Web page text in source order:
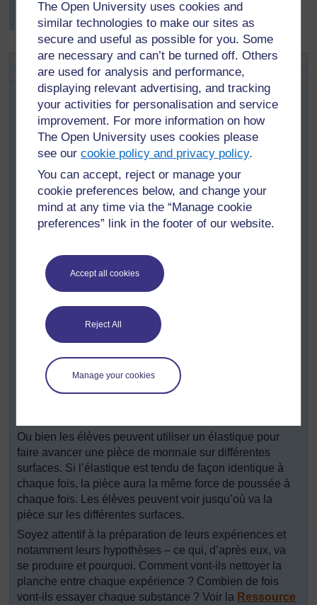
The Open University uses cookies and
similar technologies to make our sites as
secure and useful as possible for you. Some
are necessary and can’t be turned off. Others
are used for analysis and performance,
displaying relevant advertising, and tracking
your activities for personalisation and service
improvement. For more information on how
The Open University uses cookies please
see ourcookie policy and privacy policy.
You can accept, reject or manage your
cookie preferences below, and change your
mind at any time via the “Manage cookie
preferences” link in the footer of our website.
Accept all cookies
Reject All
Manage your cookies
force qui montrent comment mesurer efficacement les
forces.
Activité clé : Réduire le frottement
Faites travailler vos élèves en groupes (voir la
Ressource clé : Travailler en groupe dans la classe)
[
la touche Ctrl
enfoncée et
pour l’ouvrir dans
un nouvel onglet
(Masquer
l’astuce)
pour qu’ils fassent leurs propres
expériences.
Cette expérience concerne la
réduction du frottement. Ecrivez
cette question au tableau :
Quelles matières ou corps sont
à même de mieux réduire le
substance à étudier sont la craie, l’huile de cuisine, la
margarine et le savon, mais laissez vos élèves essayer
leurs propres idées. (Voir la
Ressource clé :
Selon l’équipement dont vous disposez :
Les élèves peuvent utiliser une chaussure lestée (de
grosses pierres feraient parfaitement l’affaire) sur un
morceau de bois. S’ils inclinent le bois, la chaussure
glisse. Plus ils ont besoin d’incliner le bois et plus le
Ou bien les élèves peuvent utiliser un élastique pour
faire avancer une pièce de monnaie sur différentes
surfaces. Si l’élastique est tendu de façon identique à
chaque fois, la pièce aura la même force de poussée à
chaque fois. Les élèves peuvent voir jusqu’où va la
pièce sur les différentes surfaces.
Soyez attentif à la préparation de leurs expériences et
notamment leurs hypothèses – ce qui, d’après eux, va
se produire et pourquoi. Comment vont-ils nettoyer la
planche entre chaque expérience ? Combien de fois
vont-ils essayer chaque substance ? Voir la Ressource